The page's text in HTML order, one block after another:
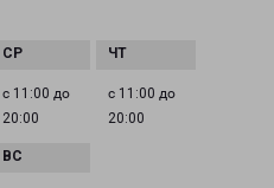
с 11:00 до
20:00
с 11:00 до
20:00